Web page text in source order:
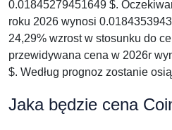
0.01845279451649 $.
roku 2026 wynosi
24,29% wzrost w stosunku do
przewidywana cena w 2026r
$. Według prognoz zostanie
Jaka będzie cena